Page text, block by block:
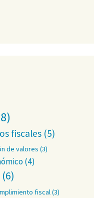
fiscales (5)
de valores (3)
(4)
(6)
fiscal(3)